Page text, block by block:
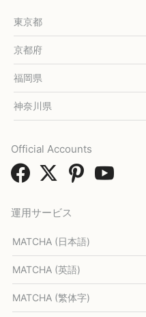
東京都
京都府
福岡県
神奈川県
運用サービス
MATCHA (日本語)
MATCHA (英語)
MATCHA (繁体字)
Official Accounts